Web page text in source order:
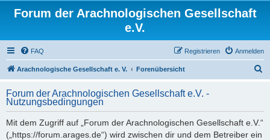
Forum der Arachnologischen Gesellschaft
e.V.
FAQ Anmelden
Registrieren
Arachnologische Gesellschaft e. V. Forenübersicht
h
Forum der Arachnologischen Gesellschaft e.V. -
Nutzungsbedingungen
Mit dem Zugriff auf „Forum der Arachnologischen Gesellschaft e.V.“
(„https://forum.arages.de“) wird zwischen dir und dem Betreiber ein